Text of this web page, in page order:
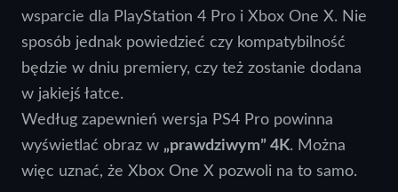
wsparcie dla PlayStation 4 Pro i Xbox One X. Nie
sposób jednak powiedzieć czy kompatybilność
będzie w dniu premiery, czy też zostanie dodana
w jakiejś łatce.
Według zapewnień wersja PS4 Pro powinna
wyświetlać obraz w „prawdziwym” 4K. Można
więc uznać, że Xbox One X pozwoli na to samo.